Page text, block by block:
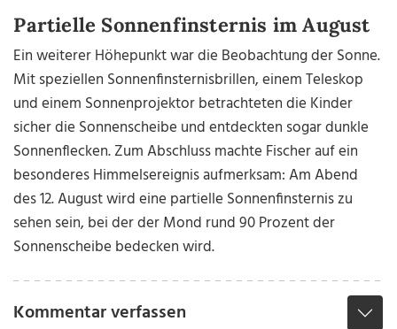
Partielle Sonnenfinsternis im August
Ein weiterer Höhepunkt war die Beobachtung der Sonne.
Mit speziellen Sonnenfinsternisbrillen, einem Teleskop
und einem Sonnenprojektor betrachteten die Kinder
sicher die Sonnenscheibe und entdeckten sogar dunkle
Sonnenflecken. Zum Abschluss machte Fischer auf ein
besonderes Himmelsereignis aufmerksam: Am Abend
des 12. August wird eine partielle Sonnenfinsternis zu
sehen sein, bei der der Mond rund 90 Prozent der
Sonnenscheibe bedecken wird.
Kommentar verfassen